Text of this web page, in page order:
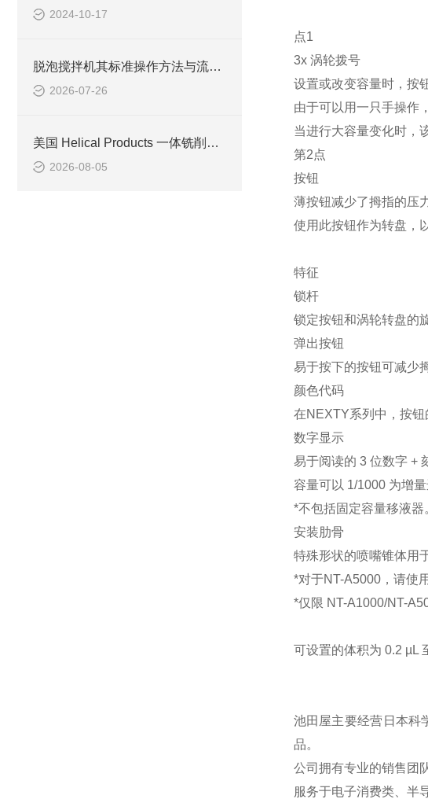
2024-10-17
脱泡搅拌机其标准操作方法与流程如下
2026-07-26
美国 Helical Products 一体铣削螺旋槽柔性联轴器技术与选型
2026-08-05
点1
3x 涡轮拨号
设置或改变容量时，按
由于可以用一只手操作
当进行大容量变化时，
第2点
按钮
薄按钮减少了拇指的压力
使用此按钮作为转盘，
特征
锁杆
锁定按钮和涡轮转盘的
弹出按钮
易于按下的按钮可减少
颜色代码
在NEXTY系列中，按钮
数字显示
易于阅读的 3 位数字 +
容量可以 1/1000 为增量
*不包括固定容量移液器
安装肋骨
特殊形状的喷嘴锥体用
*对于NT-A5000，请使
*仅限 NT-A1000/NT-
可设置的体积为 0.2 µL
池田屋主要经营日本科
品。
公司拥有专业的销售团
服务于电子消费类、半